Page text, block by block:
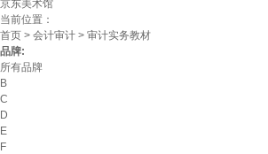
京东美术馆
当前位置：
首页 > 会计审计 > 审计实务教材
品牌:
所有品牌
B
C
D
E
F